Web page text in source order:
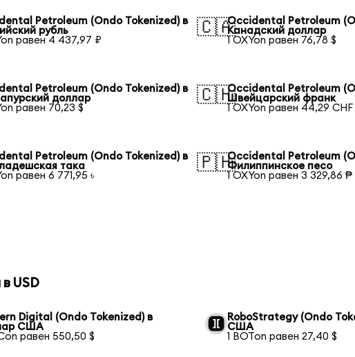
Petroleum (Ondo Tokenized) в
рубль
равен 4 437,97 ₽
🇨🇦Occidental Petroleum
Канадский доллар
1 OXYon равен 76,78 $
Petroleum (Ondo Tokenized) в
доллар
равен 70,23 $
🇨🇭Occidental Petroleum
Швейцарский франк
1 OXYon равен 44,29 CHF
Petroleum (Ondo Tokenized) в
така
равен 6 771,95 ৳
🇵🇭Occidental Petroleum
Филиппинское песо
1 OXYon равен 3 329,86 ₱
USD
Digital (Ondo Tokenized) в
США
равен 550,50 $
RoboStrategy (Ondo
США
1 BOTon равен 27,40 $